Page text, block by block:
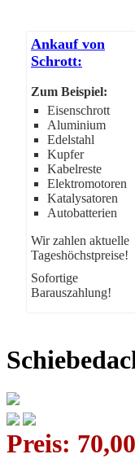
Ankauf von
Schrott:
Zum Beispiel:
Eisenschrott
Aluminium
Edelstahl
Kupfer
Kabelreste
Elektromotoren
Katalysatoren
Autobatterien
Wir zahlen aktuelle
Tageshöchstpreise!
Sofortige
Barauszahlung!
Preis: